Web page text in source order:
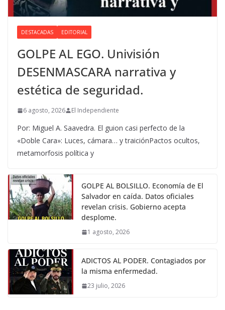
DESTACADAS EDITORIAL
GOLPE AL EGO. Univisión
DESENMASCARA narrativa y
estética de seguridad.
6 agosto, 2026 El Independiente
Por: Miguel A. Saavedra. El guion casi perfecto de la
«Doble Cara»: Luces, cámara… y traiciónPactos ocultos,
metamorfosis política y
GOLPE AL BOLSILLO. Economía de El
Salvador en caída. Datos oficiales
revelan crisis. Gobierno acepta
desplome.
1 agosto, 2026
ADICTOS AL PODER. Contagiados por
la misma enfermedad.
23 julio, 2026